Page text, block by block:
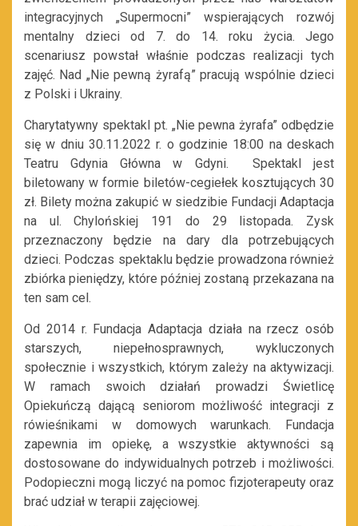
integracyjnych „Supermocni” wspierających rozwój
mentalny dzieci od 7. do 14. roku życia. Jego
scenariusz powstał właśnie podczas realizacji tych
zajęć. Nad „Nie pewną żyrafą” pracują wspólnie dzieci
z Polski i Ukrainy.
Charytatywny spektakl pt. „Nie pewna żyrafa” odbędzie
się w dniu 30.11.2022 r. o godzinie 18:00 na deskach
Teatru Gdynia Główna w Gdyni. Spektakl jest
biletowany w formie biletów-cegiełek kosztujących 30
zł. Bilety można zakupić w siedzibie Fundacji Adaptacja
na ul. Chylońskiej 191 do 29 listopada. Zysk
przeznaczony będzie na dary dla potrzebujących
dzieci. Podczas spektaklu będzie prowadzona również
zbiórka pieniędzy, które później zostaną przekazana na
ten sam cel.
Od 2014 r. Fundacja Adaptacja działa na rzecz osób
starszych, niepełnosprawnych, wykluczonych
społecznie i wszystkich, którym zależy na aktywizacji.
W ramach swoich działań prowadzi Świetlicę
Opiekuńczą dającą seniorom możliwość integracji z
rówieśnikami w domowych warunkach. Fundacja
zapewnia im opiekę, a wszystkie aktywności są
dostosowane do indywidualnych potrzeb i możliwości.
Podopieczni mogą liczyć na pomoc fizjoterapeuty oraz
brać udział w terapii zajęciowej.